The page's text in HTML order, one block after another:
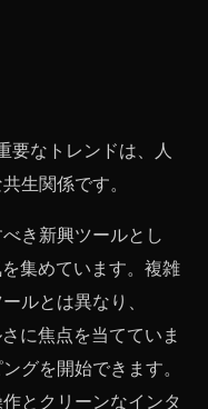
要なトレンドは、人
生関係です。
き新興ツールとし
集めています。複雑
ルとは異なり、
に焦点を当てていま
グを開始できます。
とクリーンなインタ